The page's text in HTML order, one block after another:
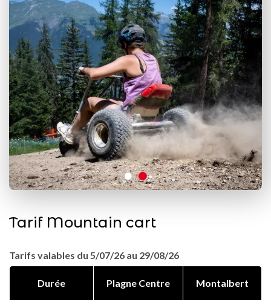
Tarif Mountain cart
Tarifs valables du 5/07/26 au 29/08/26
Durée Plagne Centre Montalbert